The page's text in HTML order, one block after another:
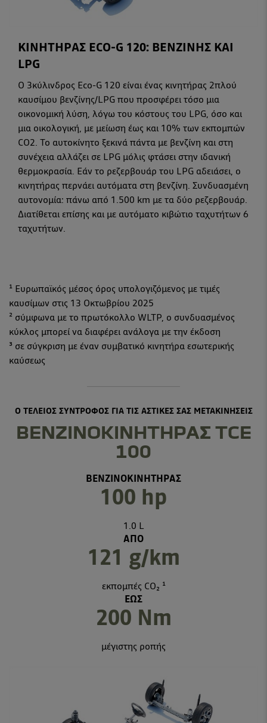
ΚΙΝΗΤΗΡΑΣ ECO-G 120: ΒΕΝΖΙΝΗΣ ΚΑΙ
LPG
Ο 3κύλινδρος Eco-G 120 είναι ένας κινητήρας 2πλού
καυσίμου βενζίνης/LPG που προσφέρει τόσο μια
οικονομική λύση, λόγω του κόστους του LPG, όσο και
μια οικολογική, με μείωση έως και 10% των εκπομπών
CO2. Το αυτοκίνητο ξεκινά πάντα με βενζίνη και στη
συνέχεια αλλάζει σε LPG μόλις φτάσει στην ιδανική
θερμοκρασία. Εάν το ρεζερβουάρ του LPG αδειάσει, ο
κινητήρας περνάει αυτόματα στη βενζίνη. Συνδυασμένη
αυτονομία: πάνω από 1.500 km με τα δύο ρεζερβουάρ.
Διατίθεται επίσης και με αυτόματο κιβώτιο ταχυτήτων 6
ταχυτήτων.
¹ Ευρωπαϊκός μέσος όρος υπολογιζόμενος με τιμές
καυσίμων στις 13 Οκτωβρίου 2025
² σύμφωνα με το πρωτόκολλο WLTP, ο συνδυασμένος
κύκλος μπορεί να διαφέρει ανάλογα με την έκδοση
³ σε σύγκριση με έναν συμβατικό κινητήρα εσωτερικής
καύσεως
Ο ΤΕΛΕΙΟΣ ΣΥΝΤΡΟΦΟΣ ΓΙΑ ΤΙΣ ΑΣΤΙΚΕΣ ΣΑΣ ΜΕΤΑΚΙΝΗΣΕΙΣ
ΒΕΝΖΙΝΟΚΙΝΗΤΗΡΑΣ TCE
100
ΒΕΝΖΙΝΟΚΙΝΗΤΗΡΑΣ
100 hp
1.0 L
ΑΠΟ
121 g/km
εκπομπές CO₂ ¹
ΕΩΣ
200 Nm
μέγιστης ροπής